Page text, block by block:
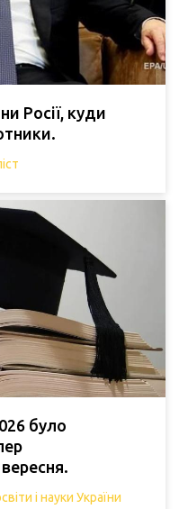
Росії, куди
було
і науки України